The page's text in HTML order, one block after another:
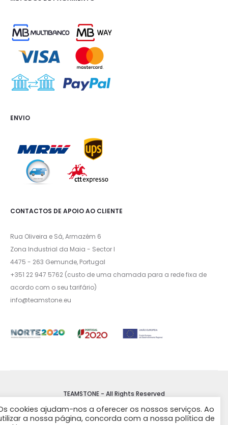
ENVIO
CONTACTOS DE APOIO AO CLIENTE
Rua Oliveira e Sá, Armazém 6
Zona Industrial da Maia - Sector I
4475 - 263 Gemunde, Portugal
+351 22 947 5762 (custo de uma chamada para a rede fixa de
acordo com o seu tarifário)
info@teamstone.eu
TEAMSTONE - All Rights Reserved
Termos e Condições
cookies ajudam-nos a oferecer os nossos serviços. Ao
a nossa página, concorda com a nossa política de